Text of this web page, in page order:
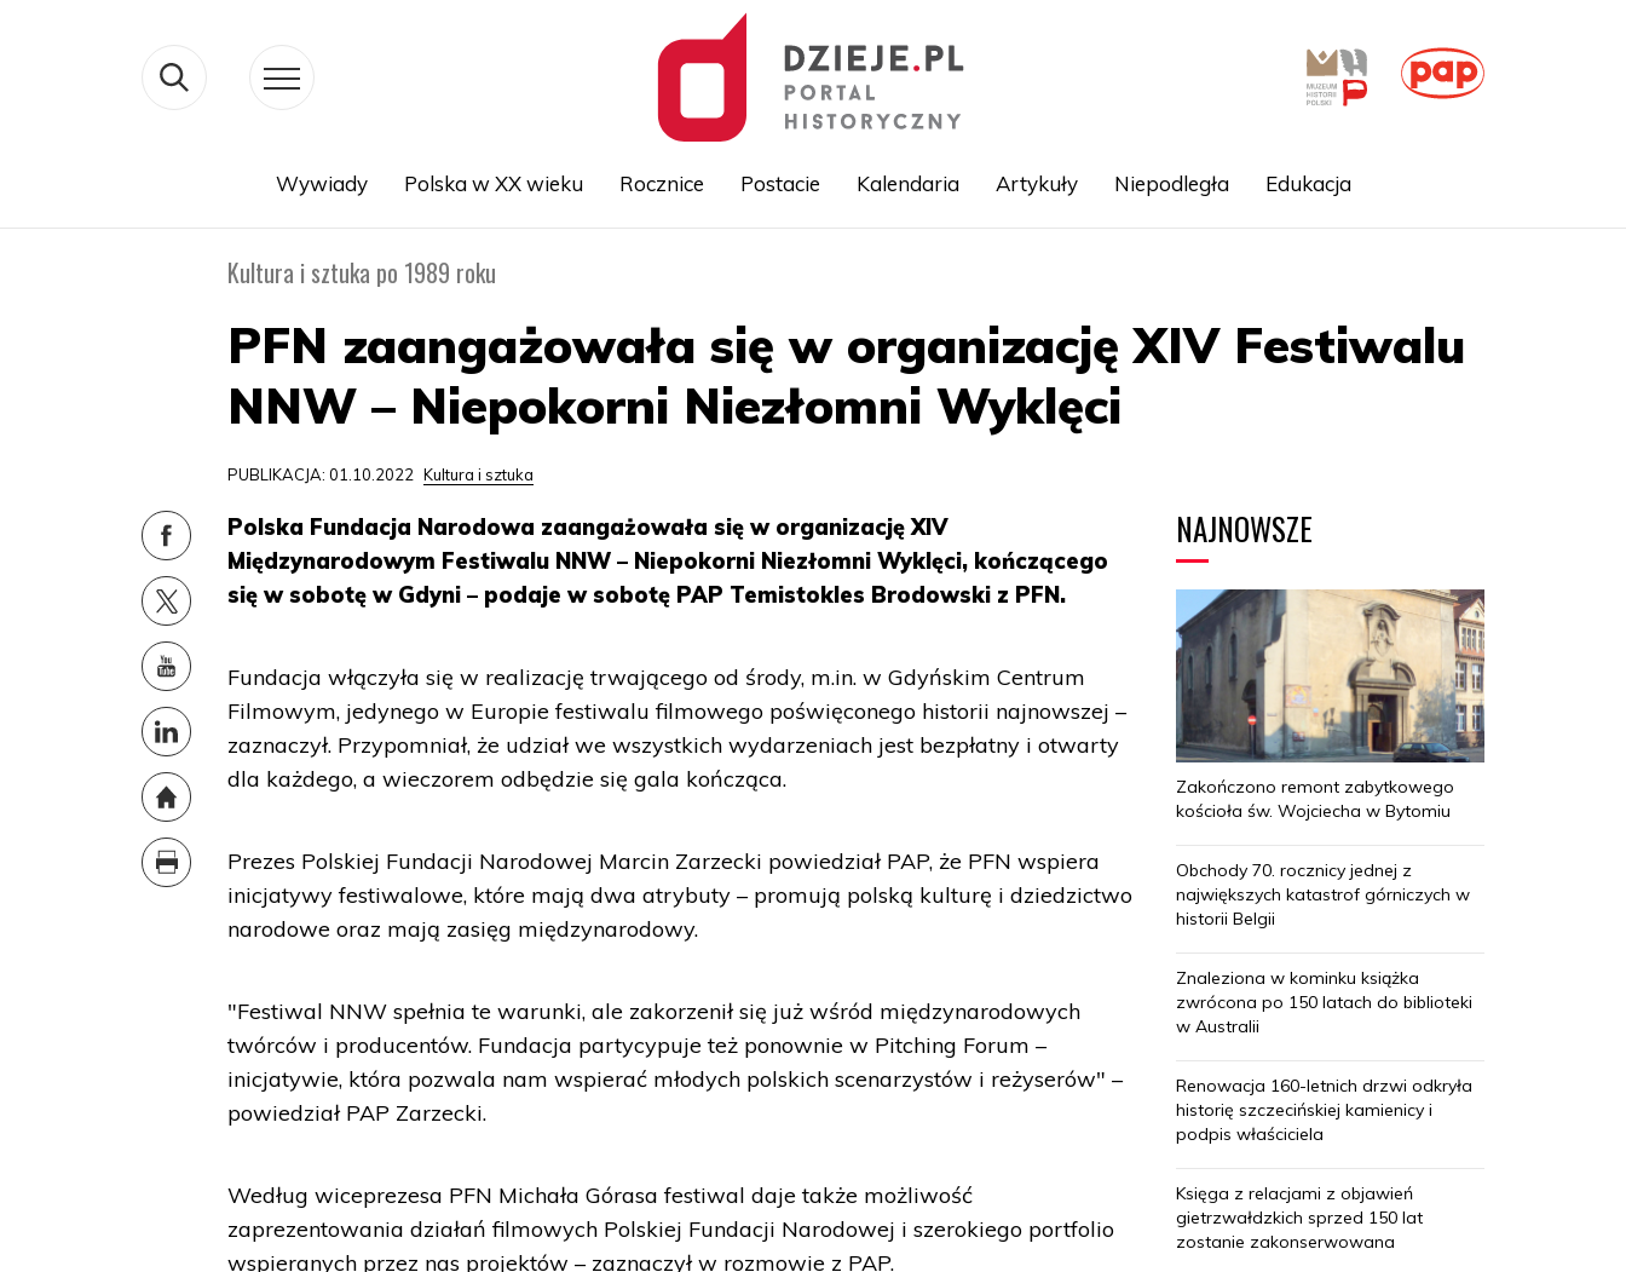
Wywiady Polska w XX wieku Rocznice Postacie Kalendaria Artykuły Niepodległa Edukacja
Kultura i sztuka po 1989 roku
PFN zaangażowała się w organizację XIV Festiwalu
NNW – Niepokorni Niezłomni Wyklęci
PUBLIKACJA: 01.10.2022 Kultura i sztuka
Polska Fundacja Narodowa zaangażowała się w organizację XIV
Międzynarodowym Festiwalu NNW – Niepokorni Niezłomni Wyklęci, kończącego
się w sobotę w Gdyni – podaje w sobotę PAP Temistokles Brodowski z PFN.
Fundacja włączyła się w realizację trwającego od środy, m.in. w Gdyńskim Centrum
Filmowym, jedynego w Europie festiwalu filmowego poświęconego historii najnowszej –
zaznaczył. Przypomniał, że udział we wszystkich wydarzeniach jest bezpłatny i otwarty
dla każdego, a wieczorem odbędzie się gala kończąca.
Prezes Polskiej Fundacji Narodowej Marcin Zarzecki powiedział PAP, że PFN wspiera
inicjatywy festiwalowe, które mają dwa atrybuty – promują polską kulturę i dziedzictwo
narodowe oraz mają zasięg międzynarodowy.
"Festiwal NNW spełnia te warunki, ale zakorzenił się już wśród międzynarodowych
twórców i producentów. Fundacja partycypuje też ponownie w Pitching Forum –
inicjatywie, która pozwala nam wspierać młodych polskich scenarzystów i reżyserów" –
powiedział PAP Zarzecki.
Według wiceprezesa PFN Michała Górasa festiwal daje także możliwość
zaprezentowania działań filmowych Polskiej Fundacji Narodowej i szerokiego portfolio
wspieranych przez nas projektów – zaznaczył w rozmowie z PAP.
NAJNOWSZE
Zakończono remont zabytkowego
kościoła św. Wojciecha w Bytomiu
Obchody 70. rocznicy jednej z
największych katastrof górniczych w
historii Belgii
Znaleziona w kominku książka
zwrócona po 150 latach do biblioteki
w Australii
Renowacja 160-letnich drzwi odkryła
historię szczecińskiej kamienicy i
podpis właściciela
Księga z relacjami z objawień
gietrzwałdzkich sprzed 150 lat
zostanie zakonserwowana